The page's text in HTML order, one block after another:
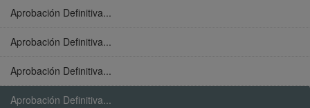
Aprobación Definitiva...
Aprobación Definitiva...
Aprobación Definitiva...
Aprobación Definitiva...